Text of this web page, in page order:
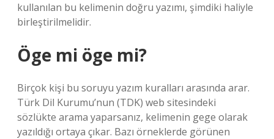
kullanılan bu kelimenin doğru yazımı, şimdiki haliyle
birleştirilmelidir.
Öge mi öge mi?
Birçok kişi bu soruyu yazım kuralları arasında arar.
Türk Dil Kurumu’nun (TDK) web sitesindeki
sözlükte arama yaparsanız, kelimenin gege olarak
yazıldığı ortaya çıkar. Bazı örneklerde görünen